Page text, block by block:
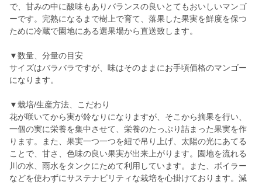
で、甘みの中に酸味もありバランスの良いとてもおいしいマンゴ
ーです。完熟になるまで樹上で育て、落果した果実を鮮度を保つ
ために冷蔵で園地にある選果場から直送致します。
▼数量、分量の目安
サイズはバラバラですが、味はそのままにお手頃価格のマンゴー
になります。
▼栽培/生産方法、こだわり
花が咲いてから実が鈴なりになりますが、そこから摘果を行い、
一個の実に栄養を集中させて、栄養のたっぷり詰まった果実を作
ります。また、果実一つ一つを紐で吊り上げ、太陽の光にあてる
ことで、甘さ、色味の良い果実が出来上がります。園地を流れる
川の水、雨水をタンクにためて利用しています。また、ボイラー
などを使わずにサステナビリティな栽培を心掛けております。減